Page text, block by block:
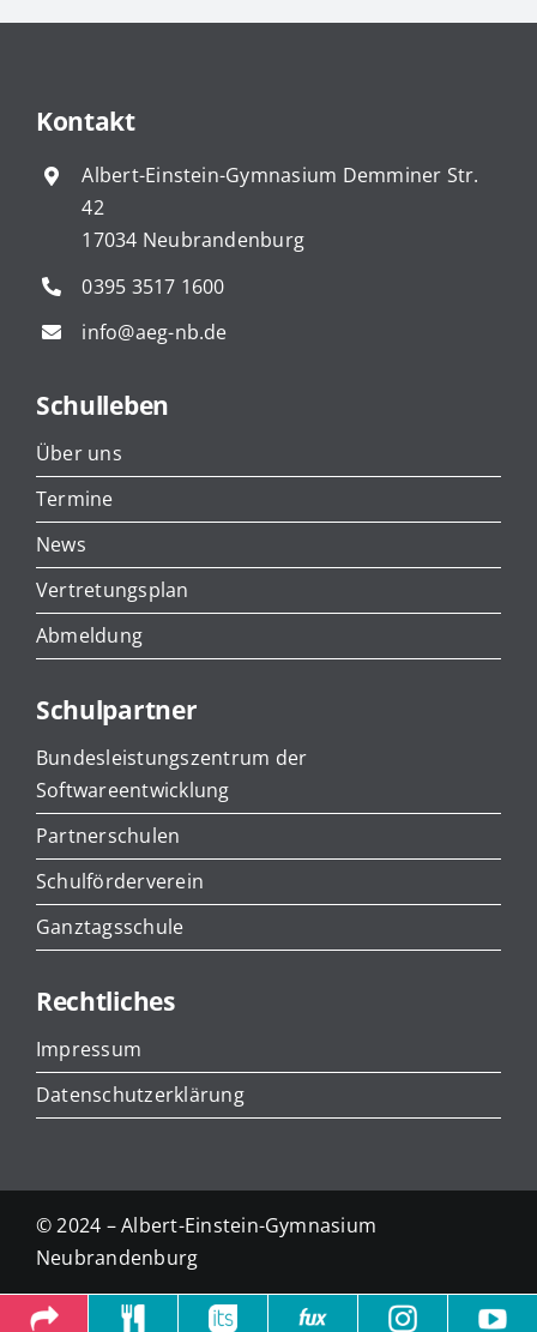
Kontakt
Albert-Einstein-Gymnasium Demminer Str.
42
17034 Neubrandenburg
0395 3517 1600
info@aeg-nb.de
Schulleben
Über uns
Termine
News
Vertretungsplan
Abmeldung
Schulpartner
Bundesleistungszentrum der
Softwareentwicklung
Partnerschulen
Schulförderverein
Ganztagsschule
Rechtliches
Impressum
Datenschutzerklärung
© 2024 – Albert-Einstein-Gymnasium
Neubrandenburg